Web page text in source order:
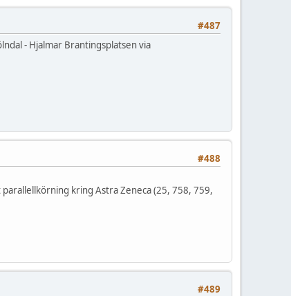
#487
- Hjalmar Brantingsplatsen via
#488
kring Astra Zeneca (25, 758, 759,
#489